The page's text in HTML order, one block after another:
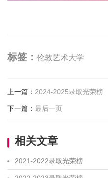
标签： 伦敦艺术大学
上一篇 ： 2024-2025录取光荣榜
下一篇 ： 最后一页
相关文章
2021-2022录取光荣榜